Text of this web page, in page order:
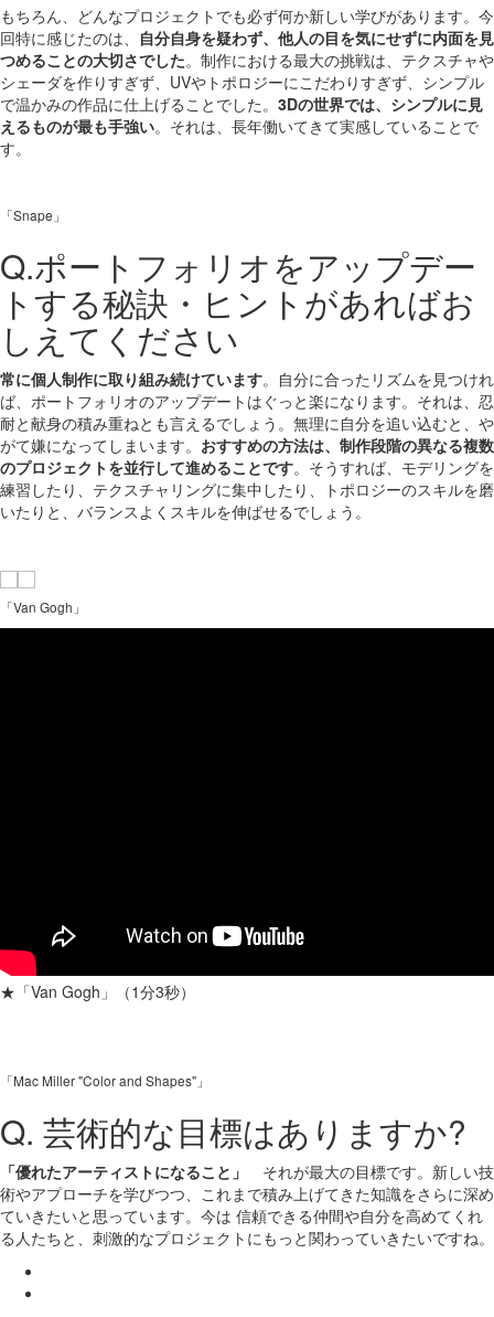
もちろん、どんなプロジェクトでも必ず何か新しい学びがあります。今
回特に感じたのは、 自分自身を疑わず、他人の目を気にせずに内面を見
つめることの大切さでした。制作における最大の挑戦は、テクスチャや
シェーダを作りすぎず、UVやトポロジーにこだわりすぎず、シンプル
で温かみの作品に仕上げることでした。 3Dの世界では、シンプルに見
えるものが最も手強い。それは、長年働いてきて実感していることで
す。
「Snape」
Q.ポートフォリオをアップデー
トする秘訣・ヒントがあればお
しえてください
常に個人制作に取り組み続けています。自分に合ったリズムを見つけれ
ば、ポートフォリオのアップデートはぐっと楽になります。それは、忍
耐と献身の積み重ねとも言えるでしょう。無理に自分を追い込むと、や
がて嫌になってしまいます。 おすすめの方法は、制作段階の異なる複数
のプロジェクトを並行して進めることです。そうすれば、モデリングを
練習したり、テクスチャリングに集中したり、トポロジーのスキルを磨
いたりと、バランスよくスキルを伸ばせるでしょう。
「Van Gogh」
★「Van Gogh」（1分3秒）
「Mac Miller "Color and Shapes"」
Q. 芸術的な目標はありますか?
「優れたアーティストになること」
それが最大の目標です。新しい技
術やアプローチを学びつつ、これまで積み上げてきた知識をさらに深め
ていきたいと思っています。今は 信頼できる仲間や自分を高めてくれ
る人たちと、刺激的なプロジェクトにもっと関わっていきたいですね。